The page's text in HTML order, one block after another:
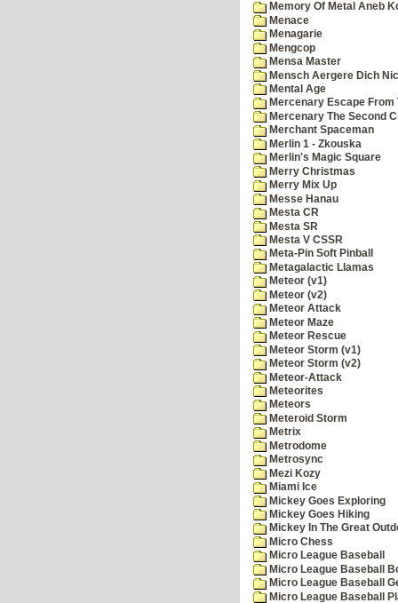
Memory Of Metal Aneb
Menace
Menagarie
Mengcop
Mensa Master
Mensch Aergere Dich
Mental Age
Mercenary Escape From
Mercenary The Second
Merchant Spaceman
Merlin 1 - Zkouska
Merlin's Magic Square
Merry Christmas
Merry Mix Up
Messe Hanau
Mesta CR
Mesta SR
Mesta V CSSR
Meta-Pin Soft Pinball
Metagalactic Llamas
Meteor (v1)
Meteor (v2)
Meteor Attack
Meteor Maze
Meteor Rescue
Meteor Storm (v1)
Meteor Storm (v2)
Meteor-Attack
Meteorites
Meteors
Meteroid Storm
Metrix
Metrodome
Metrosync
Mezi Kozy
Miami Ice
Mickey Goes Exploring
Mickey Goes Hiking
Mickey In The Great
Micro Chess
Micro League Baseball
Micro League Baseball
Micro League Baseball
Micro League Baseball